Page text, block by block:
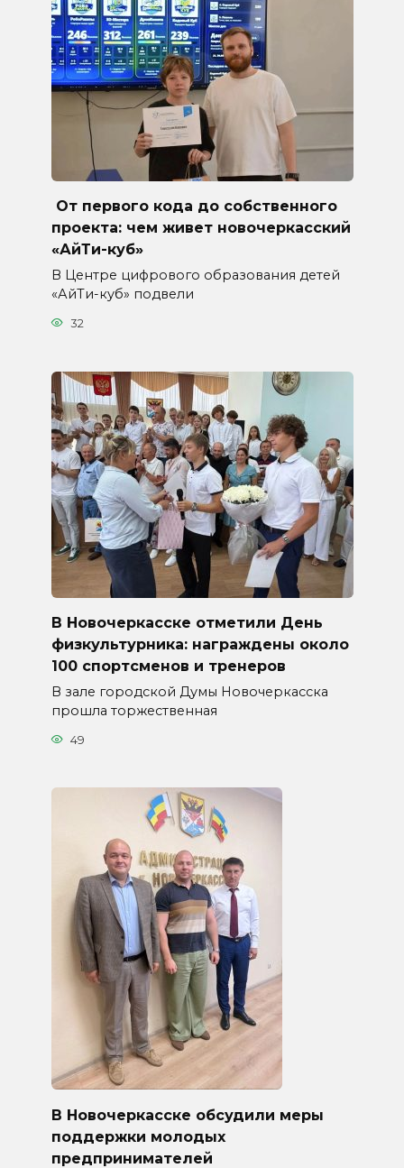
От первого кода до собственного
проекта: чем живет новочеркасский
«АйТи-куб»
В Центре цифрового образования детей
«АйТи-куб» подвели
32
В Новочеркасске отметили День
физкультурника: награждены около
100 спортсменов и тренеров
В зале городской Думы Новочеркасска
прошла торжественная
49
В Новочеркасске обсудили меры
поддержки молодых
предпринимателей